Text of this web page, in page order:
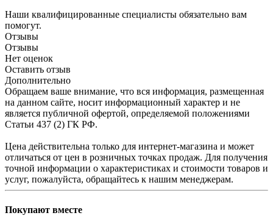
Наши квалифицированные специалисты обязательно вам
помогут.
Отзывы
Отзывы
Нет оценок
Оставить отзыв
Дополнительно
Обращаем ваше внимание, что вся информация, размещенная
на данном сайте, носит информационный характер и не
является публичной офертой, определяемой положениями
Статьи 437 (2) ГК РФ.
Цена действительна только для интернет-магазина и может
отличаться от цен в розничных точках продаж. Для получения
точной информации о характеристиках и стоимости товаров и
услуг, пожалуйста, обращайтесь к нашим менеджерам.
Покупают вместе